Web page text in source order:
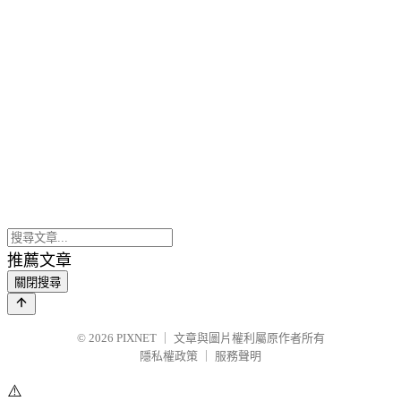
推薦文章
關閉搜尋
© 2026 PIXNET
文章與圖片權利屬原作者所有
隱私權政策
服務聲明
⚠️